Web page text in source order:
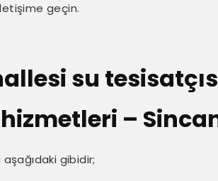
geçin.
su
–
gibidir;